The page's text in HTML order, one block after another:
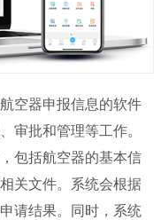
空器申报信息的软件
审批和管理等工作。
包括航空器的基本信
关文件。系统会根据
请结果。同时，系统